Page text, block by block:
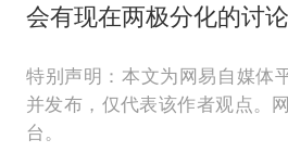
会有现在两极分化的讨论
特别声明：本文为网易自媒体
并发布，仅代表该作者观点。
台。